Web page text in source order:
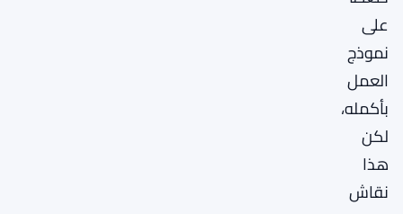
على
نموذج
العمل
بأكمله،
لكن
هذا
نقاش